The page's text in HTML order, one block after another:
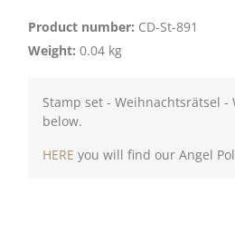
Product number: CD-St-891
Weight: 0.04 kg
Stamp set - Weihnachtsrätsel
below.
HERE you will find our Angel